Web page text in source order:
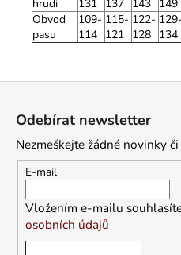
hrudi
131 137 143 149
Obvod
pasu
109-
114
115-
121
122-
128
129-
134
Odebírat newsletter
Nezmeškejte žádné novinky
E-mail
Vložením e-mailu
osobních údajů